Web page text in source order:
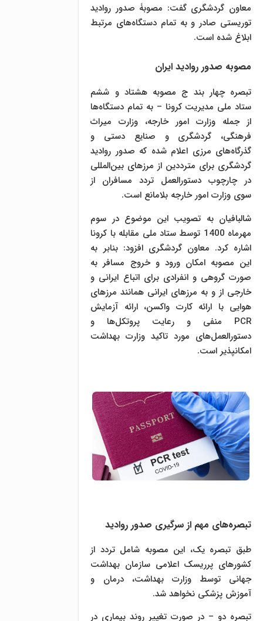
معاون گردشگری گفت: مصوبۀ صدور روادید
توریستی صادر و به تمام دستگاه‌های مرتبط
ابلاغ شده است.
مصوبه صدور روادید ایران
تبصره چهار بند ج مصوبه هشتاد و ششم
ستاد ملی مدیریت کرونا – به تمام دستگاه‌ها
از جمله وزارت امور خارجه، وزارت میراث
فرهنگی، گردشگری و صنایع دستی و
گذرگاه‌های مرزی اعلام شده که صدور روادید
گردشگری برای مترددین از مرزهای بین‌المللی
در چارچوب دستورالعمل تردد مسافران از
سوی وزارت امور خارجه بلامانع است.
شالبافیان به تصویب این موضوع در سوم
مهرماه 1400 توسط ستاد ملی مقابله با کرونا
اشاره کرد. معاون گردشگری افزود: بنابر به
این مصوبه امکان ورود و خروج مسافر به
صورت گروهی و انفرادی برای اتباع ایرانی و
خارجی از و به مرزهای ایرانی همانند مرزهای
هوایی با ارائه کارت واکسن، ارائه آزمایش
PCR منفی و رعایت پروتکل‌ها و
دستورالعمل‌های مورد تاکید وزارت بهداشت
امکانپذیر است.
تبصره‌های مهم از سرگیری صدور روادید
طبق تبصره یک، این مصوبه شامل تردد از
کشورهای پرریسک اعلامی سازمان بهداشت
جهانی توسط وزارت بهداشت، درمان و
آموزش پزشکی نخواهد شد.
تبصره دو – در صورت تغییر روند بیماری در